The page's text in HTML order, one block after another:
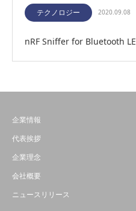
テクノロジー 2020.09.08
nRF Sniffer for Bluetooth
企業情報
代表挨拶
企業理念
会社概要
ニュースリリース